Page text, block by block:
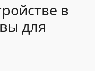
в
для